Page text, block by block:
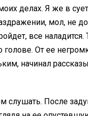
делах. Я же в
мол, не
все наладится.
От ее
начинал
После